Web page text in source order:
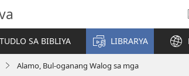
SA BIBLIYA LIBRARYA
Alamo, Bul-oganang Walog sa mga